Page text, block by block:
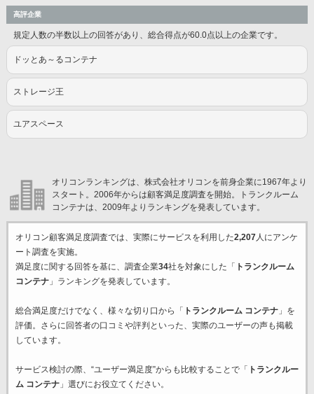
高評企業
規定人数の半数以上の回答があり、総合得点が60.0点以上の企業です。
ドッとあ～るコンテナ
ストレージ王
ユアスペース
オリコンランキングは、株式会社オリコンを前身企業に1967年より
スタート。2006年からは顧客満足度調査を開始。トランクルーム
コンテナは、2009年よりランキングを発表しています。
オリコン顧客満足度調査では、実際にサービスを利用した2,207人にアンケ
ート調査を実施。
満足度に関する回答を基に、調査企業34社を対象にした「
トランクルーム
コンテナ」ランキングを発表しています。
総合満足度だけでなく、様々な切り口から「 トランクルーム コンテナ」を
評価。さらに回答者の口コミや評判といった、実際のユーザーの声も掲載
しています。
サービス検討の際、“ユーザー満足度”からも比較することで「
トランクルー
ム コンテナ」選びにお役立てください。